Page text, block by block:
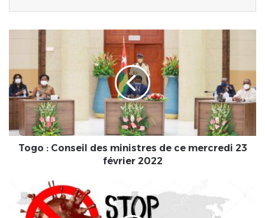
des
ministres
de
mercredi
23
févrierTogo : Conseil des ministres de ce mercredi 23
février 2022
LEVÉE